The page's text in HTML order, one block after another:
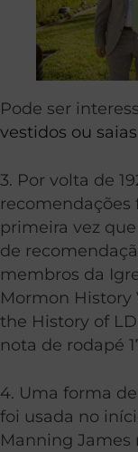
Pode ser
vestidos ou
3. Por volta de
recomendações
primeira vez
de
membros da
Mormon History
the History of
nota de rodapé
4. Uma forma
foi usada no
Manning James